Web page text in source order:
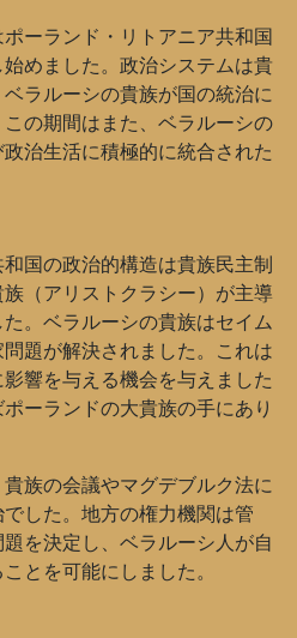
ーランド・リトアニア共和国
めました。政治システムは貴
ラルーシの貴族が国の統治に
の期間はまた、ベラルーシの
治生活に積極的に統合された
国の政治的構造は貴族民主制
（アリストクラシー）が主導
。ベラルーシの貴族はセイム
題が解決されました。これは
響を与える機会を与えました
ーランドの大貴族の手にあり
族の会議やマグデブルク法に
した。地方の権力機関は管
を決定し、ベラルーシ人が自
とを可能にしました。